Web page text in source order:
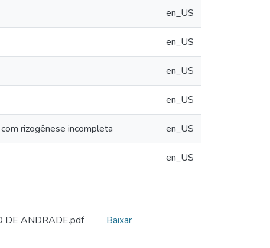
en_US
en_US
en_US
en_US
rizogênese incompleta en_US
en_US
DE ANDRADE.pdf
Baixar